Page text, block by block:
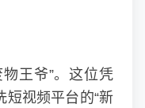
王爷”。这位凭
短视频平台的“新